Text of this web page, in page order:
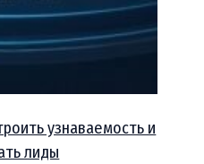
узнаваемость и
лиды